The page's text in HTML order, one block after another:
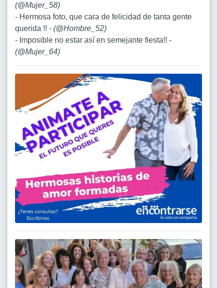
(@Mujer_58)
- Hermosa foto, que cara de felicidad de tanta gente
querida !! - (@Hombre_52)
- Imposible no estar así en semejante fiesta!! -
(@Mujer_64)